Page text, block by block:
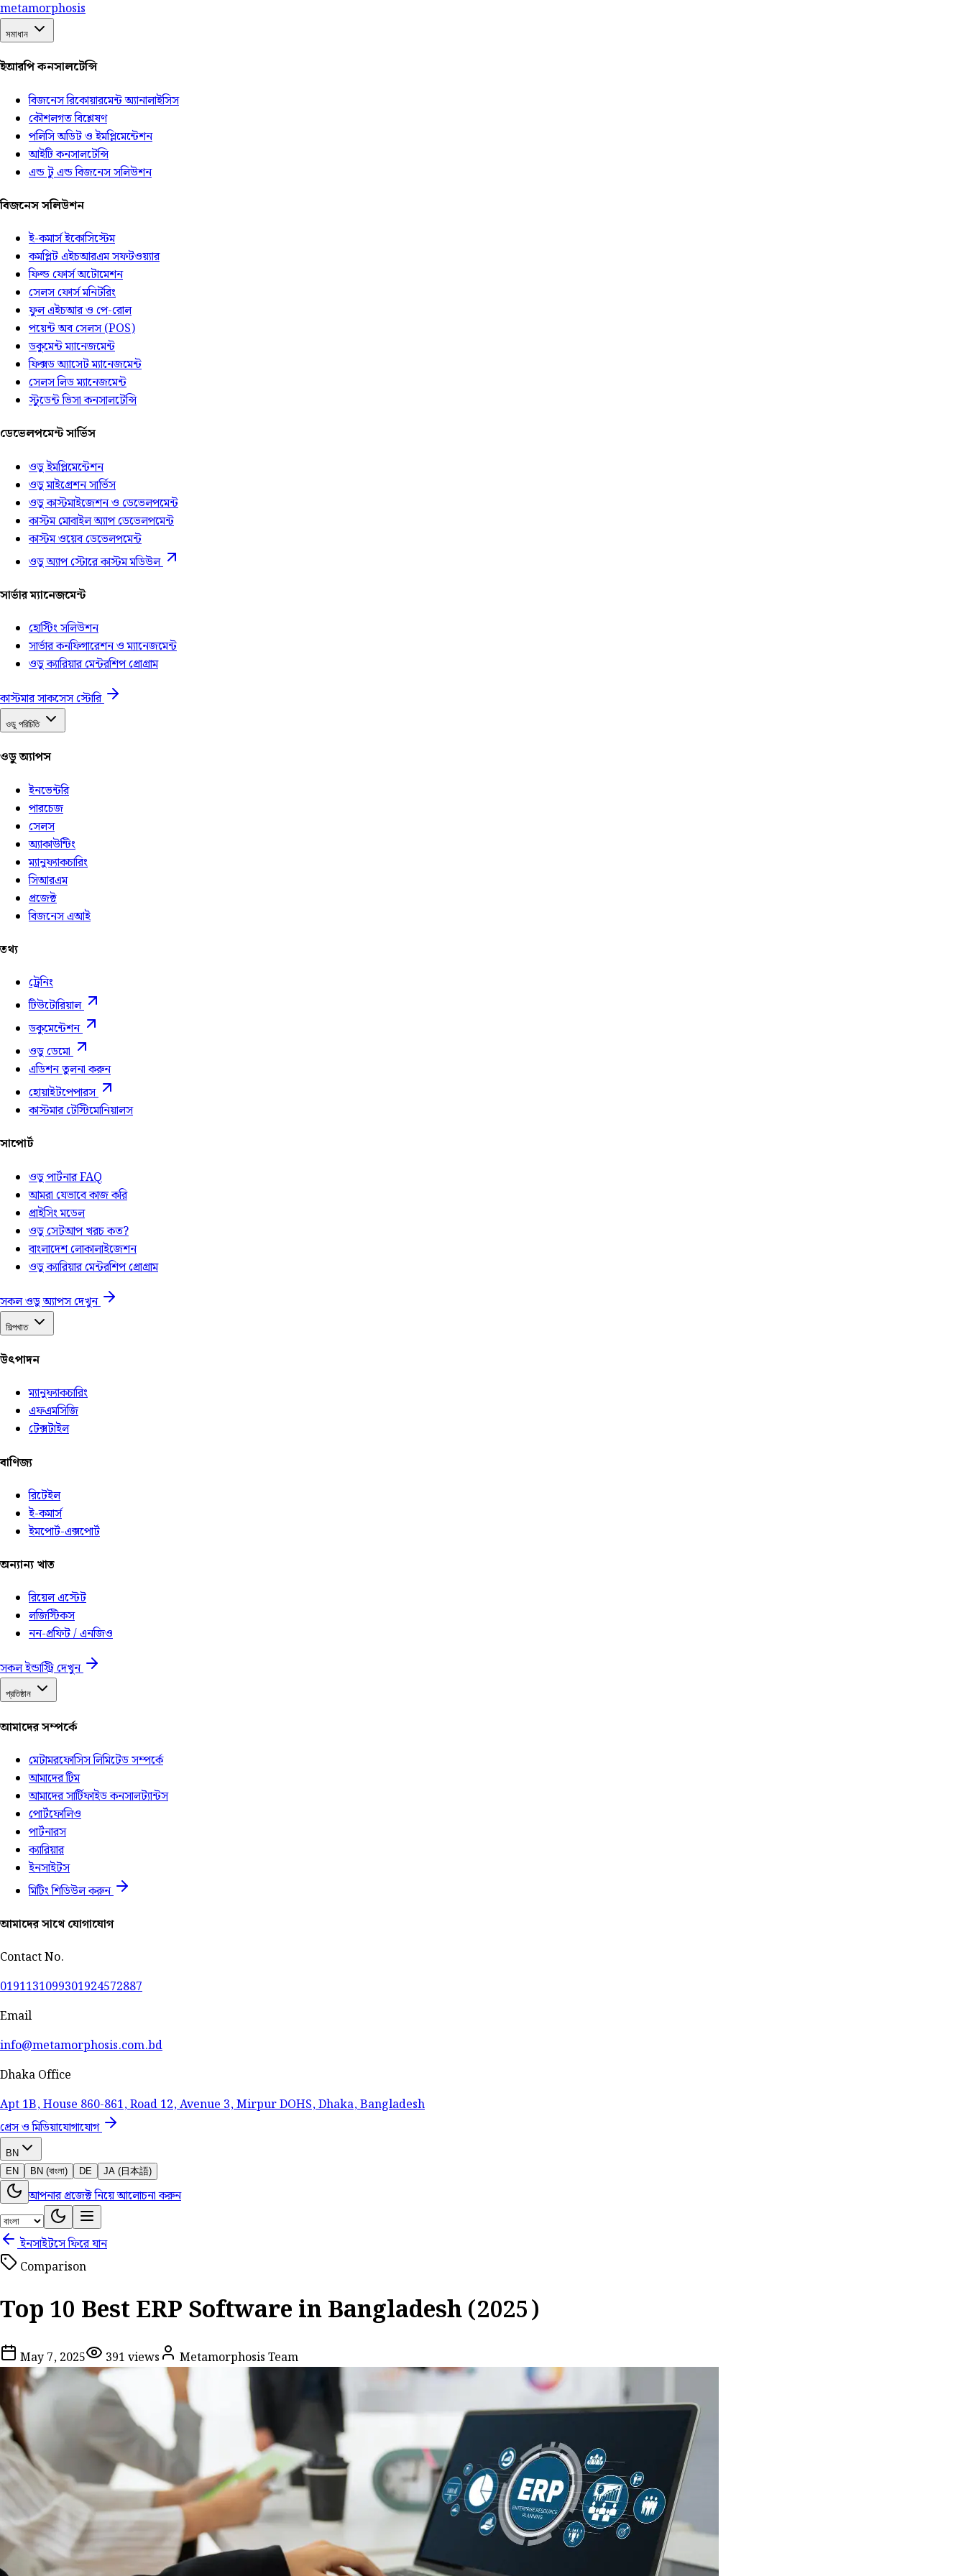
metamorphosis
সমাধান
ইআরপি কনসালটেন্সি
বিজনেস রিকোয়ারমেন্ট অ্যানালাইসিস
কৌশলগত বিশ্লেষণ
পলিসি অডিট ও ইমপ্লিমেন্টেশন
আইটি কনসালটেন্সি
এন্ড টু এন্ড বিজনেস সলিউশন
বিজনেস সলিউশন
ই-কমার্স ইকোসিস্টেম
কমপ্লিট এইচআরএম সফটওয়্যার
ফিল্ড ফোর্স অটোমেশন
সেলস ফোর্স মনিটরিং
ফুল এইচআর ও পে-রোল
পয়েন্ট অব সেলস (POS)
ডকুমেন্ট ম্যানেজমেন্ট
ফিক্সড অ্যাসেট ম্যানেজমেন্ট
সেলস লিড ম্যানেজমেন্ট
স্টুডেন্ট ভিসা কনসালটেন্সি
ডেভেলপমেন্ট সার্ভিস
ওডু ইমপ্লিমেন্টেশন
ওডু মাইগ্রেশন সার্ভিস
ওডু কাস্টমাইজেশন ও ডেভেলপমেন্ট
কাস্টম মোবাইল অ্যাপ ডেভেলপমেন্ট
কাস্টম ওয়েব ডেভেলপমেন্ট
ওডু অ্যাপ স্টোরে কাস্টম মডিউল
সার্ভার ম্যানেজমেন্ট
হোস্টিং সলিউশন
সার্ভার কনফিগারেশন ও ম্যানেজমেন্ট
ওডু ক্যারিয়ার মেন্টরশিপ প্রোগ্রাম
কাস্টমার সাকসেস স্টোরি
ওডু পরিচিতি
ওডু অ্যাপস
ইনভেন্টরি
পারচেজ
সেলস
অ্যাকাউন্টিং
ম্যানুফ্যাকচারিং
সিআরএম
প্রজেক্ট
বিজনেস এআই
তথ্য
ট্রেনিং
টিউটোরিয়াল
ডকুমেন্টেশন
ওডু ডেমো
এডিশন তুলনা করুন
হোয়াইটপেপারস
কাস্টমার টেস্টিমোনিয়ালস
সাপোর্ট
ওডু পার্টনার FAQ
আমরা যেভাবে কাজ করি
প্রাইসিং মডেল
ওডু সেটআপ খরচ কত?
বাংলাদেশ লোকালাইজেশন
ওডু ক্যারিয়ার মেন্টরশিপ প্রোগ্রাম
সকল ওডু অ্যাপস দেখুন
শিল্পখাত
উৎপাদন
ম্যানুফ্যাকচারিং
এফএমসিজি
টেক্সটাইল
বাণিজ্য
রিটেইল
ই-কমার্স
ইমপোর্ট-এক্সপোর্ট
অন্যান্য খাত
রিয়েল এস্টেট
লজিস্টিকস
নন-প্রফিট / এনজিও
সকল ইন্ডাস্ট্রি দেখুন
প্রতিষ্ঠান
আমাদের সম্পর্কে
মেটামরফোসিস লিমিটেড সম্পর্কে
আমাদের টিম
আমাদের সার্টিফাইড কনসালট্যান্টস
পোর্টফোলিও
পার্টনারস
ক্যারিয়ার
ইনসাইটস
মিটিং শিডিউল করুন
আমাদের সাথে যোগাযোগ
Contact No.
0191131099301924572887
Email
info@metamorphosis.com.bd
Dhaka Office
Apt 1B, House 860-861, Road 12, Avenue 3, Mirpur DOHS, Dhaka, Bangladesh
প্রেস ও মিডিয়াযোগাযোগ
BN
EN
BN (বাংলা) DE JA (日本語)
আপনার প্রজেক্ট নিয়ে আলোচনা করুন
ইনসাইটসে ফিরে যান
Comparison
Top 10 Best ERP Software in Bangladesh (2025)
May 7, 2025 391 views Metamorphosis Team